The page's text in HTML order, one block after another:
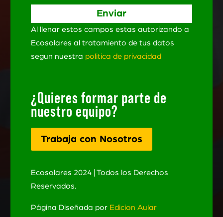
Al llenar estos campos estas autorizando a
Ecosolares al tratamiento de tus datos
segun nuestra politica de privacidad
¿Quieres formar parte de
nuestro equipo?
Trabaja con Nosotros
Ecosolares 2024 | Todos los Derechos
Reservados.
Página Diseñada por Edicion Aular